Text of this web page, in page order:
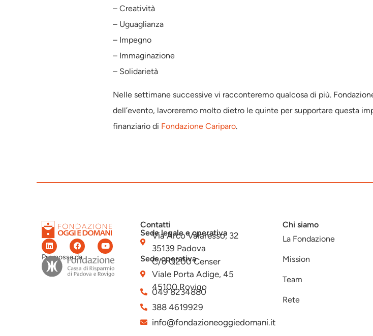
– Creatività
– Uguaglianza
– Impegno
– Immaginazione
– Solidarietà
Nelle settimane successive vi racconteremo qualcosa di più.
dell’evento, lavoreremo molto dietro le quinte per supportare questa
finanziario di Fondazione Cariparo.
Promossa da
Contatti
Sede legale e operativa
Via Arco Valaresso, 32
35139 Padova
Sede operativa
C/o Q200 Censer
Viale Porta Adige, 45
45100 Rovigo
049 8234880
388 4619929
info@fondazioneoggiedomani.it
Chi siamo
La Fondazione
Mission
Team
Rete